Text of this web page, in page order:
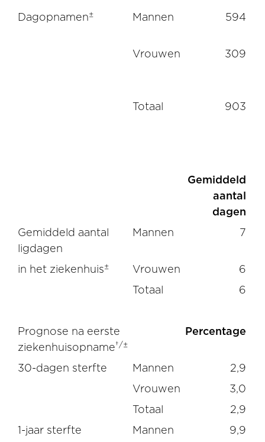
Dagopnamen± Mannen 594
Vrouwen 309
Totaal 903
Gemiddeld
aantal
dagen
Gemiddeld aantal
ligdagen
Mannen 7
in het ziekenhuis± Vrouwen
6
Totaal
6
Prognose na eerste
ziekenhuisopname†/±
Percentage
30-dagen sterfte Mannen
2,9
Vrouwen
3,0
Totaal
2,9
1-jaar sterfte
Mannen
9,9